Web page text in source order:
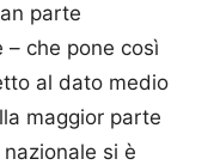
parte
che pone così
al dato medio
maggior parte
si è